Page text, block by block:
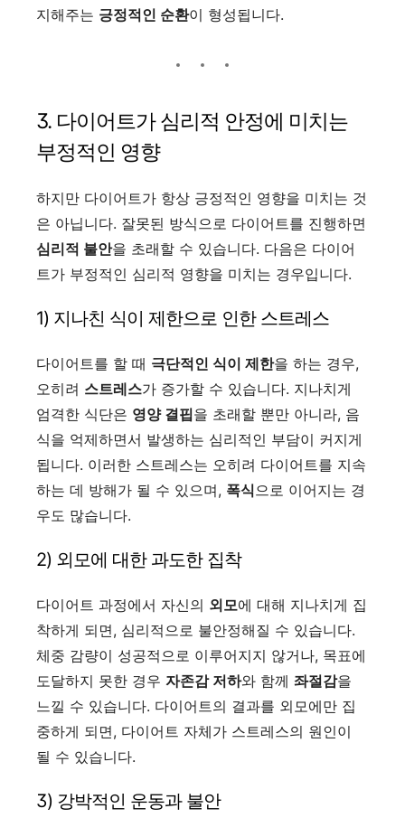
지해주는 긍정적인 순환이 형성됩니다.
3. 다이어트가 심리적 안정에 미치는
부정적인 영향
하지만 다이어트가 항상 긍정적인 영향을 미치는 것
은 아닙니다. 잘못된 방식으로 다이어트를 진행하면
심리적 불안을 초래할 수 있습니다. 다음은 다이어
트가 부정적인 심리적 영향을 미치는 경우입니다.
1) 지나친 식이 제한으로 인한 스트레스
다이어트를 할 때 극단적인 식이 제한을 하는 경우,
오히려 스트레스가 증가할 수 있습니다. 지나치게
엄격한 식단은 영양 결핍을 초래할 뿐만 아니라, 음
식을 억제하면서 발생하는 심리적인 부담이 커지게
됩니다. 이러한 스트레스는 오히려 다이어트를 지속
하는 데 방해가 될 수 있으며, 폭식으로 이어지는 경
우도 많습니다.
2) 외모에 대한 과도한 집착
다이어트 과정에서 자신의 외모에 대해 지나치게 집
착하게 되면, 심리적으로 불안정해질 수 있습니다.
체중 감량이 성공적으로 이루어지지 않거나, 목표에
도달하지 못한 경우 자존감 저하와 함께 좌절감을
느낄 수 있습니다. 다이어트의 결과를 외모에만 집
중하게 되면, 다이어트 자체가 스트레스의 원인이
될 수 있습니다.
3) 강박적인 운동과 불안